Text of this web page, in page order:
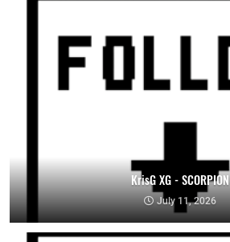
KrisG XG - SCORPION
July 11, 2026